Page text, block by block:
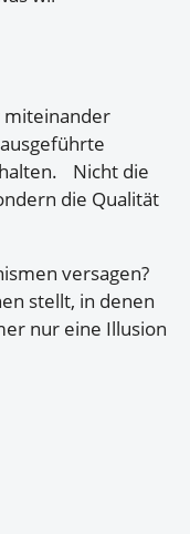
miteinander
Nicht die
die Qualität
versagen?
stellt, in denen
nur eine Illusion